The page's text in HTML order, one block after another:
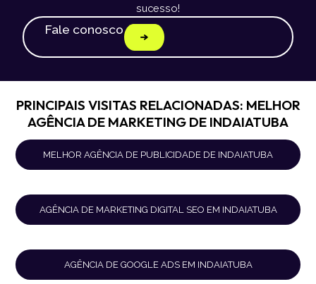
sucesso!
Fale conosco
PRINCIPAIS VISITAS RELACIONADAS: MELHOR
AGÊNCIA DE MARKETING DE INDAIATUBA
MELHOR AGÊNCIA DE PUBLICIDADE DE INDAIATUBA
AGÊNCIA DE MARKETING DIGITAL SEO EM INDAIATUBA
AGÊNCIA DE GOOGLE ADS EM INDAIATUBA